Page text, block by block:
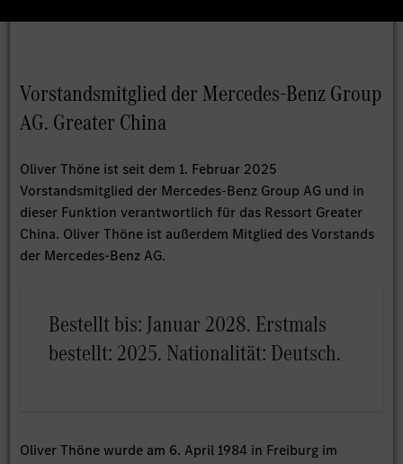
Vorstandsmitglied der Mercedes-Benz Group
AG. Greater China
Oliver Thöne ist seit dem 1. Februar 2025
Vorstandsmitglied der Mercedes-Benz Group AG und in
dieser Funktion verantwortlich für das Ressort Greater
China. Oliver Thöne ist außerdem Mitglied des Vorstands
der Mercedes-Benz AG.
Bestellt bis: Januar 2028. Erstmals
bestellt: 2025. Nationalität: Deutsch.
Oliver Thöne wurde am 6. April 1984 in Freiburg im